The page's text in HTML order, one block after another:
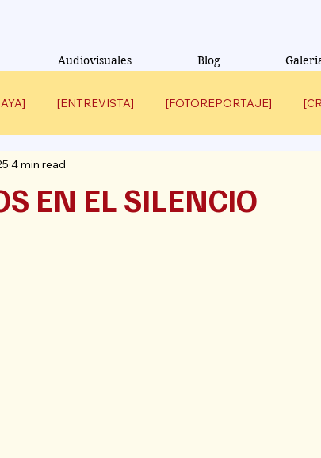
Audiovisuales Blog
[ENTREVISTA] [FOTOREPORTAJE]
EN EL SILENCIO
4 min read